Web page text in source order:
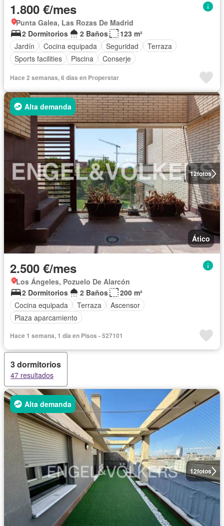
1.800 €/mes
Punta Galea, Las Rozas De Madrid
2 Dormitorios
2 Baños
123 m²
Jardín
Cocina equipada Seguridad
Terraza
Sports facilities
Piscina
Conserje
Hace 2 semanas, 6 días en Properstar
12fotos
Alta demanda
Ático
2.500 €/mes
Los Ángeles, Pozuelo De Alarcón
2 Dormitorios
2 Baños
200 m²
Cocina equipada
Terraza
Ascensor
Plaza aparcamiento
Hace 1 semana, 1 día en Pisos - 527101
3 dormitorios
47 resultados
12fotos
Alta demanda